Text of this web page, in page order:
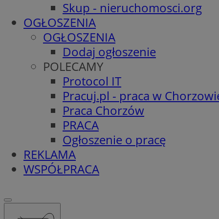
Skup - nieruchomosci.org
OGŁOSZENIA
OGŁOSZENIA
Dodaj ogłoszenie
POLECAMY
Protocol IT
Pracuj.pl - praca w
Praca Chorzów
PRACA
Ogłoszenie o pracę
REKLAMA
WSPÓŁPRACA